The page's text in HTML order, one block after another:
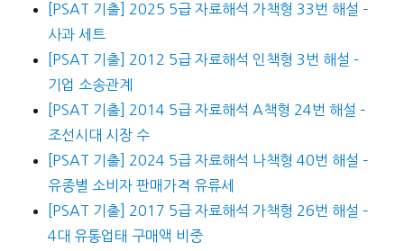
[PSAT 기출] 2025 5급 자료해석 가책형 33번 해설 –
사과 세트
[PSAT 기출] 2012 5급 자료해석 인책형 3번 해설 –
기업 소송관계
[PSAT 기출] 2014 5급 자료해석 A책형 24번 해설 –
조선시대 시장 수
[PSAT 기출] 2024 5급 자료해석 나책형 40번 해설 –
유종별 소비자 판매가격 유류세
[PSAT 기출] 2017 5급 자료해석 가책형 26번 해설 –
4대 유통업태 구매액 비중